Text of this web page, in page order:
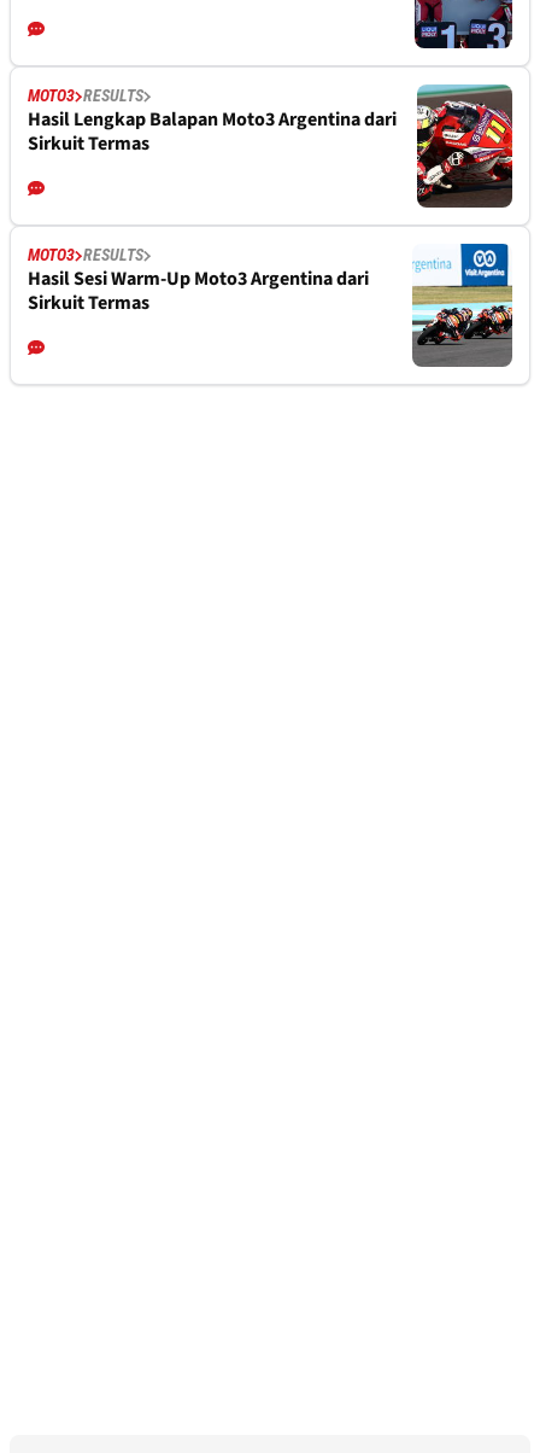
MOTO3 RESULTS
Hasil Lengkap Balapan Moto3 Argentina dari
Sirkuit Termas
MOTO3 RESULTS
Hasil Sesi Warm-Up Moto3 Argentina dari
Sirkuit Termas